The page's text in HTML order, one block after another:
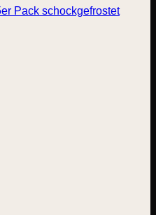
Pack schockgefrostet